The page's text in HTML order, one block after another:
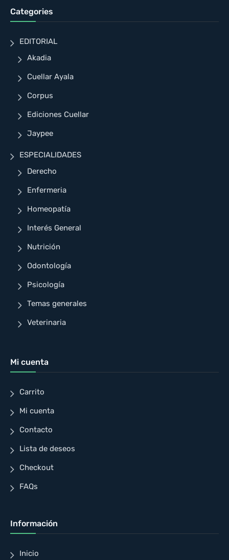
Categories
EDITORIAL
Akadia
Cuellar Ayala
Corpus
Ediciones Cuellar
Jaypee
ESPECIALIDADES
Derecho
Enfermeria
Homeopatía
Interés General
Nutrición
Odontología
Psicología
Temas generales
Veterinaria
Mi cuenta
Carrito
Mi cuenta
Contacto
Lista de deseos
Checkout
FAQs
Información
Inicio